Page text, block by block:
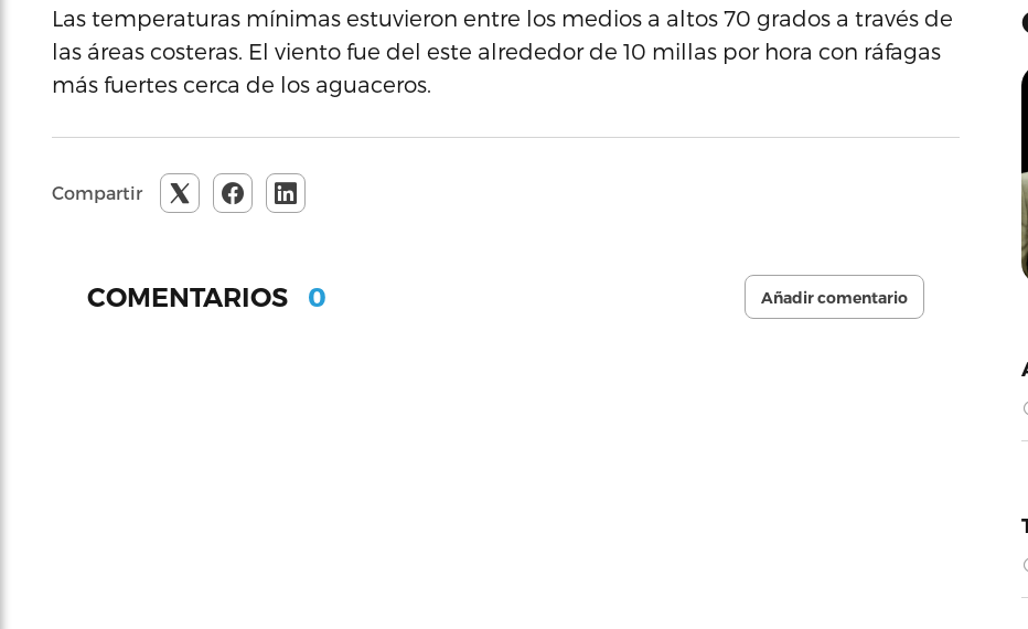
Las temperaturas mínimas estuvieron entre los medios a altos 70 grados a través de
las áreas costeras. El viento fue del este alrededor de 10 millas por hora con ráfagas
más fuertes cerca de los aguaceros.
Compartir
COMENTARIOS 0 Añadir comentario